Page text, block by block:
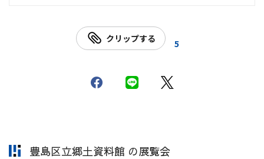
クリップする 5
豊島区立郷土資料館 の展覧会